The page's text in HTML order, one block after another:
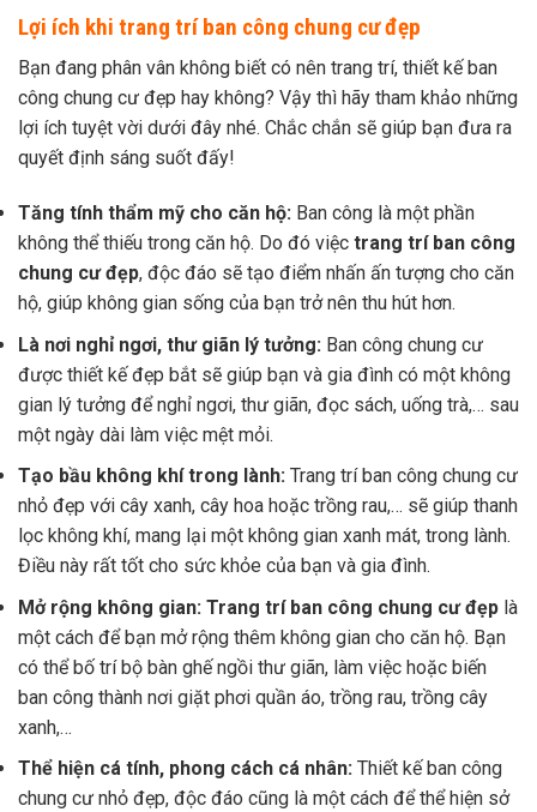
Lợi ích khi trang trí ban công chung cư đẹp
Bạn đang phân vân không biết có nên trang trí, thiết kế ban
công chung cư đẹp hay không? Vậy thì hãy tham khảo những
lợi ích tuyệt vời dưới đây nhé. Chắc chắn sẽ giúp bạn đưa ra
quyết định sáng suốt đấy!
Tăng tính thẩm mỹ cho căn hộ: Ban công là một phần
không thể thiếu trong căn hộ. Do đó việc trang trí ban công
chung cư đẹp, độc đáo sẽ tạo điểm nhấn ấn tượng cho căn
hộ, giúp không gian sống của bạn trở nên thu hút hơn.
Là nơi nghỉ ngơi, thư giãn lý tưởng: Ban công chung cư
được thiết kế đẹp bắt sẽ giúp bạn và gia đình có một không
gian lý tưởng để nghỉ ngơi, thư giãn, đọc sách, uống trà,… sau
một ngày dài làm việc mệt mỏi.
Tạo bầu không khí trong lành: Trang trí ban công chung cư
nhỏ đẹp với cây xanh, cây hoa hoặc trồng rau,… sẽ giúp thanh
lọc không khí, mang lại một không gian xanh mát, trong lành.
Điều này rất tốt cho sức khỏe của bạn và gia đình.
Mở rộng không gian: Trang trí ban công chung cư đẹp là
một cách để bạn mở rộng thêm không gian cho căn hộ. Bạn
có thể bố trí bộ bàn ghế ngồi thư giãn, làm việc hoặc biến
ban công thành nơi giặt phơi quần áo, trồng rau, trồng cây
xanh,…
Thể hiện cá tính, phong cách cá nhân: Thiết kế ban công
chung cư nhỏ đẹp, độc đáo cũng là một cách để thể hiện sở